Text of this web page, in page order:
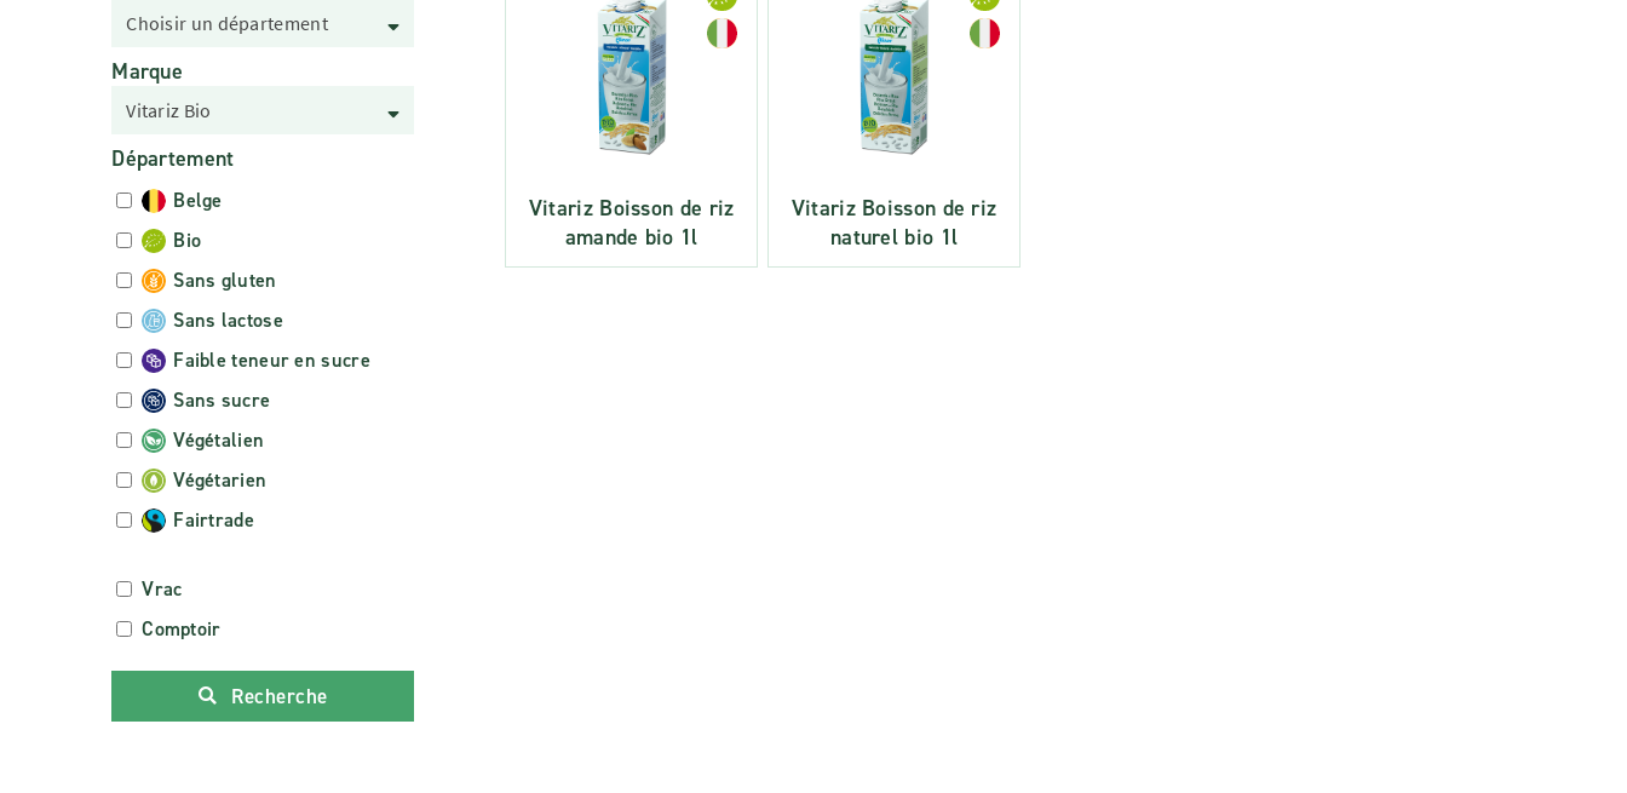
Choisir un département
Marque
Vitariz Bio
Département
Belge
Bio
Sans gluten
Sans lactose
Faible teneur en sucre
Sans sucre
Végétalien
Végétarien
Fairtrade
Vrac
Comptoir
Recherche
Vitariz Boisson de riz
amande bio 1l
Vitariz Boisson de riz
naturel bio 1l